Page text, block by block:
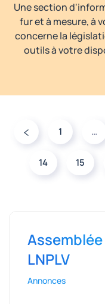
Une section
fur et à mesure, à
concerne la
outils à votre
1 …
14 15
LNPLV
Annonces